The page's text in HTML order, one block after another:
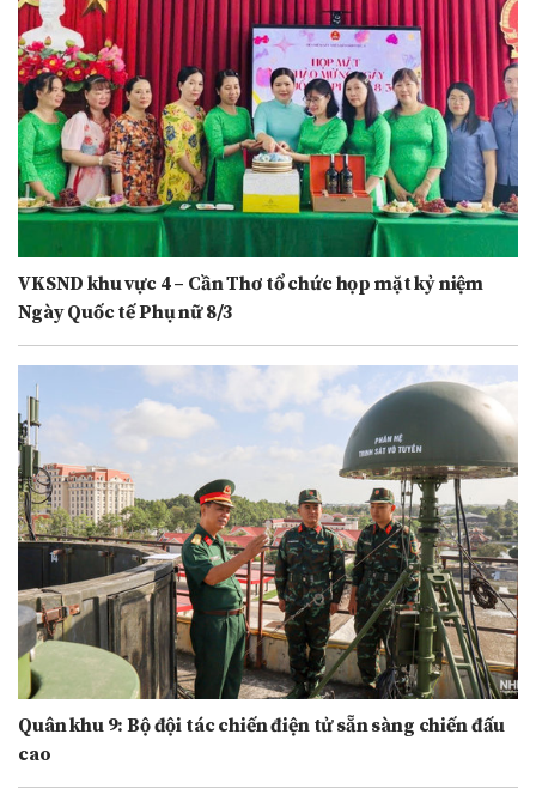
VKSND khu vực 4 – Cần Thơ tổ chức họp mặt kỷ niệm
Ngày Quốc tế Phụ nữ 8/3
Quân khu 9: Bộ đội tác chiến điện tử sẵn sàng chiến đấu
cao